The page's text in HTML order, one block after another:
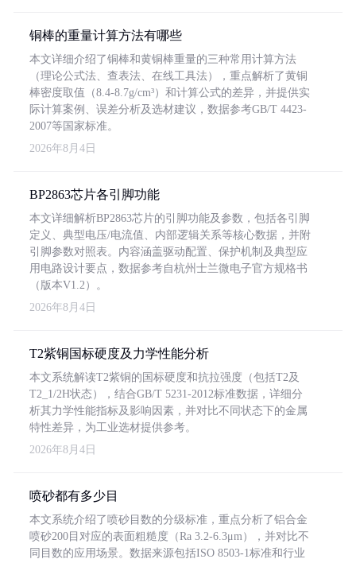
铜棒的重量计算方法有哪些
本文详细介绍了铜棒和黄铜棒重量的三种常用计算方法
（理论公式法、查表法、在线工具法），重点解析了黄铜
棒密度取值（8.4-8.7g/cm³）和计算公式的差异，并提供实
际计算案例、误差分析及选材建议，数据参考GB/T 4423-
2007等国家标准。
2026年8月4日
BP2863芯片各引脚功能
本文详细解析BP2863芯片的引脚功能及参数，包括各引脚
定义、典型电压/电流值、内部逻辑关系等核心数据，并附
引脚参数对照表。内容涵盖驱动配置、保护机制及典型应
用电路设计要点，数据参考自杭州士兰微电子官方规格书
（版本V1.2）。
2026年8月4日
T2紫铜国标硬度及力学性能分析
本文系统解读T2紫铜的国标硬度和抗拉强度（包括T2及
T2_1/2H状态），结合GB/T 5231-2012标准数据，详细分
析其力学性能指标及影响因素，并对比不同状态下的金属
特性差异，为工业选材提供参考。
2026年8月4日
喷砂都有多少目
本文系统介绍了喷砂目数的分级标准，重点分析了铝合金
喷砂200目对应的表面粗糙度（Ra 3.2-6.3μm），并对比不
同目数的应用场景。数据来源包括ISO 8503-1标准和行业